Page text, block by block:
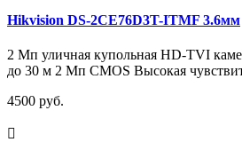
Hikvision DS-2CE76D3T-ITMF 3.6мм
2 Мп уличная купольная HD-TVI
до 30 м 2 Мп CMOS Высокая
4500 руб.